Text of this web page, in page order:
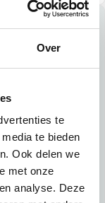
Over
te
te bieden
Ook delen we
met onze
analyse. Deze
de volgende